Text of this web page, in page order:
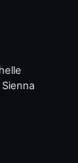
Sienna